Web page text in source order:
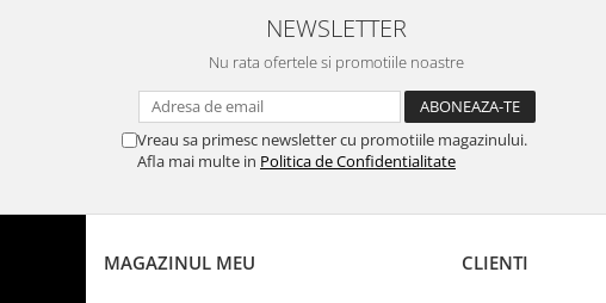
NEWSLETTER
Nu rata ofertele si promotiile noastre
Vreau sa primesc newsletter cu promotiile magazinului.
Afla mai multe in Politica de Confidentialitate
MAGAZINUL MEU CLIENTI